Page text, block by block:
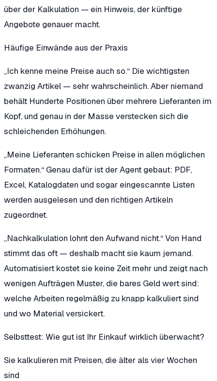
über der Kalkulation — ein Hinweis, der künftige
Angebote genauer macht.
Häufige Einwände aus der Praxis
„Ich kenne meine Preise auch so.“ Die wichtigsten
zwanzig Artikel — sehr wahrscheinlich. Aber niemand
behält Hunderte Positionen über mehrere Lieferanten im
Kopf, und genau in der Masse verstecken sich die
schleichenden Erhöhungen.
„Meine Lieferanten schicken Preise in allen möglichen
Formaten.“ Genau dafür ist der Agent gebaut: PDF,
Excel, Katalogdaten und sogar eingescannte Listen
werden ausgelesen und den richtigen Artikeln
zugeordnet.
„Nachkalkulation lohnt den Aufwand nicht.“Von Hand
stimmt das oft — deshalb macht sie kaum jemand.
Automatisiert kostet sie keine Zeit mehr und zeigt nach
wenigen Aufträgen Muster, die bares Geld wert sind:
welche Arbeiten regelmäßig zu knapp kalkuliert sind
und wo Material versickert.
Selbsttest: Wie gut ist Ihr Einkauf wirklich überwacht?
Sie kalkulieren mit Preisen, die älter als vier Wochen
sind